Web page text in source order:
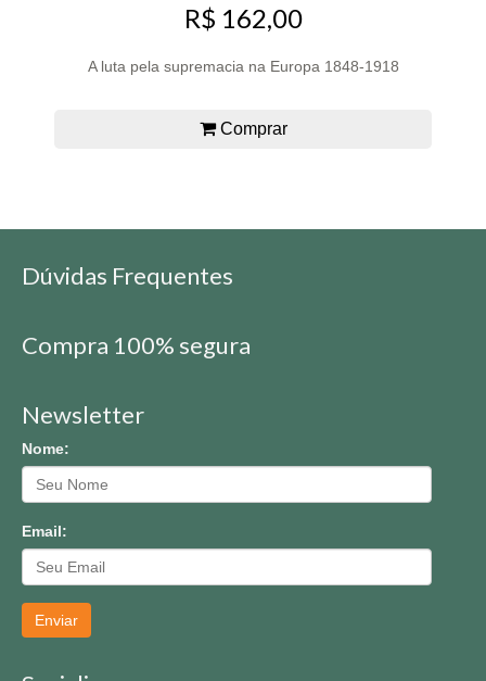
R$ 162,00
A luta pela supremacia na Europa 1848-1918
Comprar
Dúvidas Frequentes
Compra 100% segura
Newsletter
Nome:
Email:
Enviar